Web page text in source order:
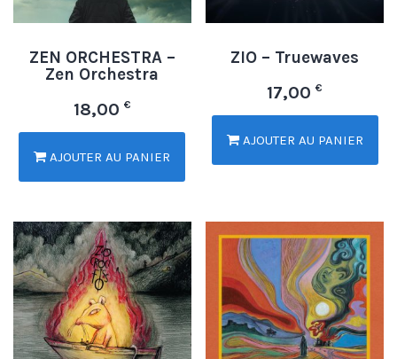
ZEN ORCHESTRA –
Zen Orchestra
18,00 €
AJOUTER AU PANIER
ZIO – Truewaves
17,00€
AJOUTER AU PANIER